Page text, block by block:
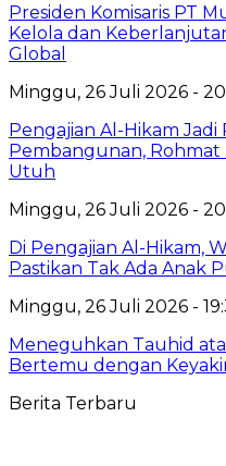
Presiden Komisaris PT
Kelola dan
Global
Minggu, 26 Juli 2026 -
Pengajian Al-Hikam Jadi
Pembangunan, Rohmat
Utuh
Minggu, 26 Juli 2026 -
Di Pengajian Al-Hikam,
Pastikan Tak Ada Anak
Minggu, 26 Juli 2026 -
Meneguhkan Tauhid
Bertemu dengan
Berita Terbaru